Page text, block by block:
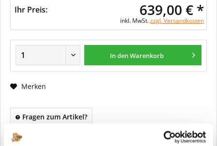
Ihr Preis: 639,00 € *
inkl. MwSt.zzgl. Versandkosten
In den Warenkorb
Merken
Fragen zum Artikel?
Artikel-Nr.: